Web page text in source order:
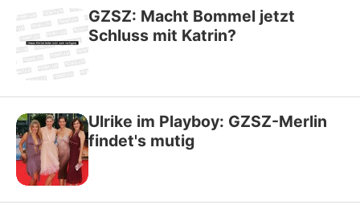
GZSZ: Macht Bommel jetzt
Schluss mit Katrin?
Ulrike im Playboy: GZSZ-Merlin
findet's mutig